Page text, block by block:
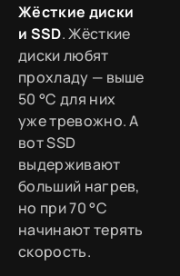
Жёсткие диски
и SSD. Жёсткие
диски любят
прохладу — выше
50 °C для них
уже тревожно. А
вот SSD
выдерживают
больший нагрев,
но при 70 °C
начинают терять
скорость.